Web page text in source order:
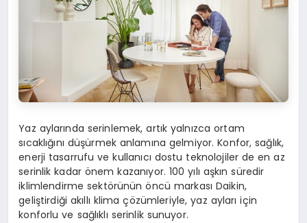
Yaz aylarında serinlemek, artık yalnızca ortam
sıcaklığını düşürmek anlamına gelmiyor. Konfor, sağlık,
enerji tasarrufu ve kullanıcı dostu teknolojiler de en az
serinlik kadar önem kazanıyor. 100 yılı aşkın süredir
iklimlendirme sektörünün öncü markası Daikin,
geliştirdiği akıllı klima çözümleriyle, yaz ayları için
konforlu ve sağlıklı serinlik sunuyor.